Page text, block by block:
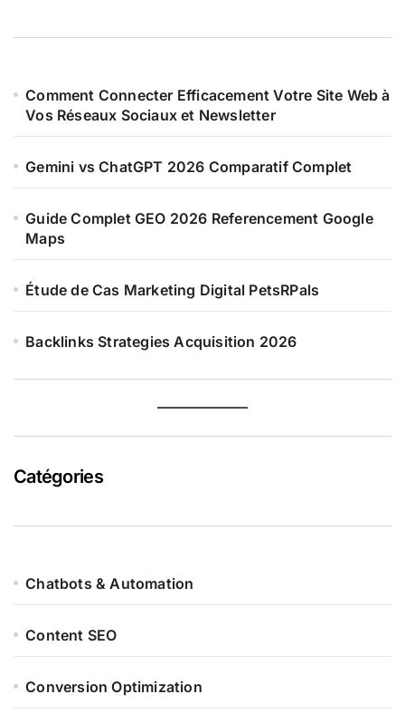
Comment Connecter Efficacement Votre Site Web à
Vos Réseaux Sociaux et Newsletter
Gemini vs ChatGPT 2026 Comparatif Complet
Guide Complet GEO 2026 Referencement Google
Maps
Étude de Cas Marketing Digital PetsRPals
Backlinks Strategies Acquisition 2026
Catégories
Chatbots & Automation
Content SEO
Conversion Optimization